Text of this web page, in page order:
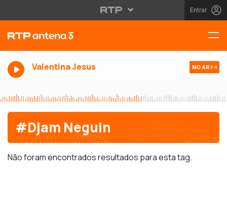
Entrar
Valentina Jesus NO AR
#Djam Neguin
Não foram encontrados resultados para esta tag.